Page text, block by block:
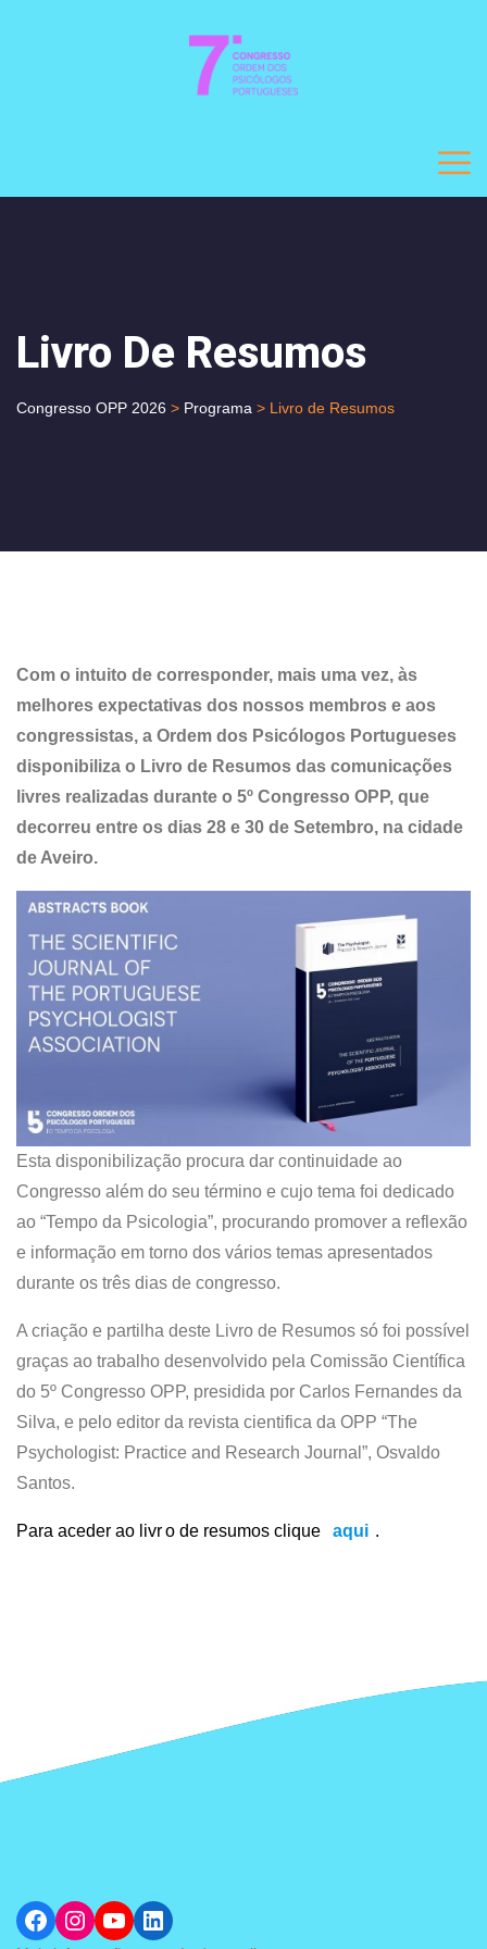
Livro De Resumos
Congresso OPP 2026 > Programa > Livro de Resumos
Com o intuito de corresponder, mais uma vez, às
melhores expectativas dos nossos membros e aos
congressistas, a Ordem dos Psicólogos Portugueses
disponibiliza o Livro de Resumos das comunicações
livres realizadas durante o 5º Congresso OPP, que
decorreu entre os dias 28 e 30 de Setembro, na cidade
de Aveiro.
Esta disponibilização procura dar continuidade ao
Congresso além do seu término e cujo tema foi dedicado
ao “Tempo da Psicologia”, procurando promover a reflexão
e informação em torno dos vários temas apresentados
durante os três dias de congresso.
A criação e partilha deste Livro de Resumos só foi possível
graças ao trabalho desenvolvido pela Comissão Científica
do 5º Congresso OPP, presidida por Carlos Fernandes da
Silva, e pelo editor da revista cientifica da OPP “The
Psychologist: Practice and Research Journal”, Osvaldo
Santos.
Para aceder ao livro de resumos clique aqui .